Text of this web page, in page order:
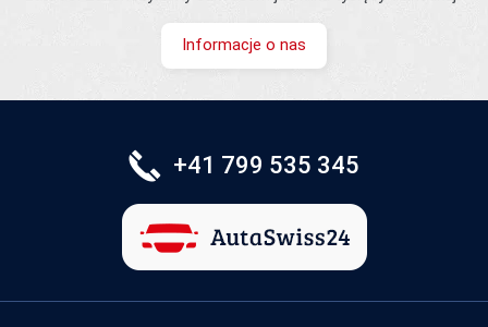
Informacje o nas
+41 799 535 345